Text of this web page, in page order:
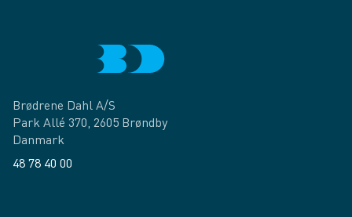
Brødrene Dahl A/S
Park Allé 370, 2605 Brøndby
Danmark
48 78 40 00